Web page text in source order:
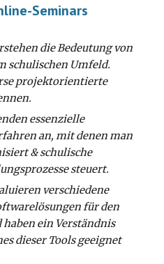
Seminars
die Bedeutung von
schulischen Umfeld.
projektorientierte
essenzielle
an, mit denen man
& schulische
steuert.
verschiedene
für den
ein Verständnis
dieser Tools geeignet